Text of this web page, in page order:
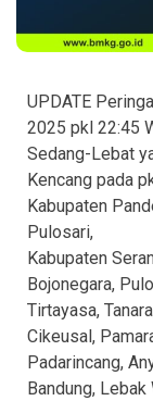
UPDATE
2025 pkl 22:45
Sedang-Lebat
Kencang pada
Kabupaten
Pulosari,
Kabupaten
Bojonegara,
Tirtayasa,
Cikeusal,
Padarincang,
Bandung, Lebak